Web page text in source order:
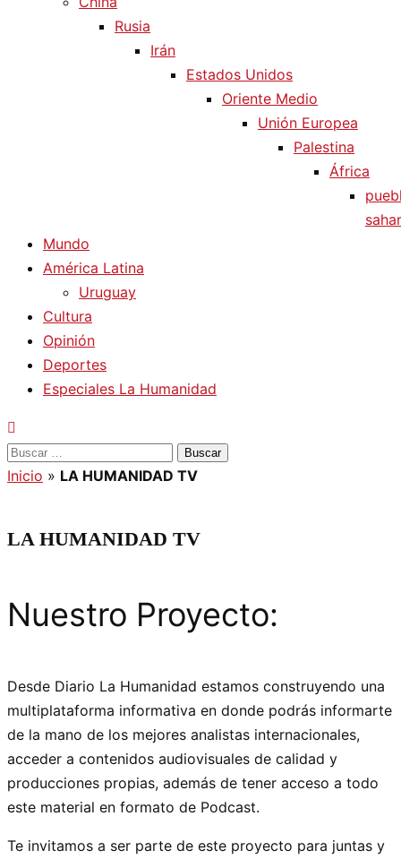
Rusia
Irán
Estados Unidos
Oriente Medio
Unión Europea
Palestina
África
Mundo
América Latina
Uruguay
Cultura
Opinión
Deportes
Especiales La Humanidad
Buscar:
Inicio » LA HUMANIDAD TV
LA HUMANIDAD TV
Nuestro Proyecto:
Desde Diario La Humanidad estamos construyendo una
multiplataforma informativa en donde podrás informarte
de la mano de los mejores analistas internacionales,
acceder a contenidos audiovisuales de calidad y
producciones propias, además de tener acceso a todo
este material en formato de Podcast.
Te invitamos a ser parte de este proyecto para juntas y